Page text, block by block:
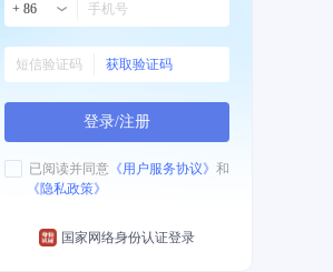
+ 86
获取验证码
登录/注册
已阅读并同意 《用户服务协议》 和
《隐私政策》
国家网络身份认证登录